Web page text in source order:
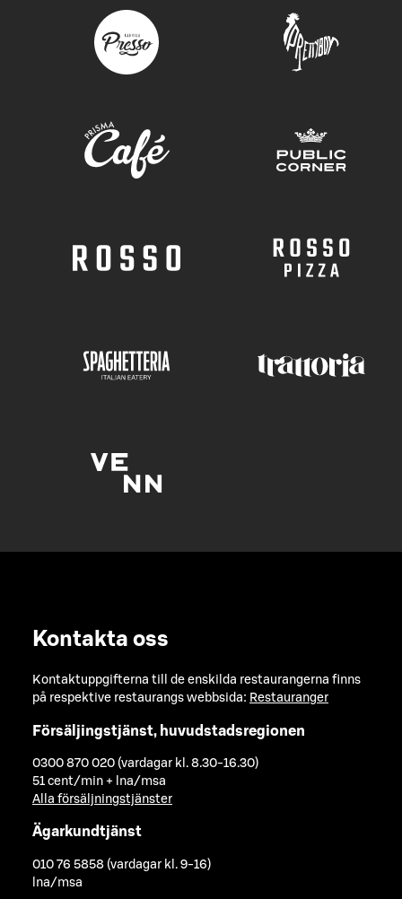
Kontakta oss
Kontaktuppgifterna till de enskilda restaurangerna finns
på respektive restaurangs webbsida: Restauranger
Försäljingstjänst, huvudstadsregionen
0300 870 020 (vardagar kl. 8.30-16.30)
51 cent/min + lna/msa
Alla försäljningstjänster
Ägarkundtjänst
010 76 5858 (vardagar kl. 9-16)
lna/msa